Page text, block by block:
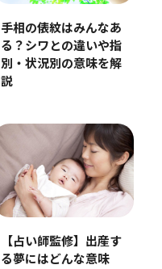
手相の俵紋はみんなあ
る？シワとの違いや指
別・状況別の意味を解
説
【占い師監修】出産す
る夢にはどんな意味